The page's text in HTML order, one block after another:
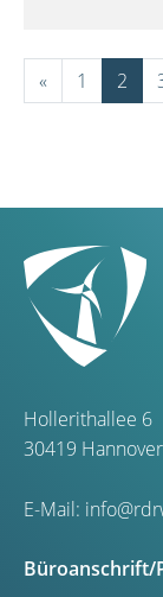
« 1 2
Hollerithallee 6
30419 Hannover
E-Mail:
Büroanschrift/